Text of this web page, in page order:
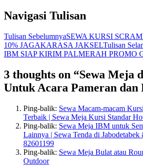
Navigasi Tulisan
Tulisan SebelumnyaSEWA KURSI
10% JAGAKARASA JAKSELTulisan
IBM SIAP KIRIM PALMERAH PROMO
3 thoughts on “Sewa Meja
Untuk Acara Pameran dan
Ping-balik: Sewa Macam-macam
Terbaik | Sewa Meja Kursi Standar
Ping-balik: Sewa Meja IBM untuk
Lainnya | Sewa Tenda di
82601199
Ping-balik: Sewa Meja Bulat atau
Outdoor